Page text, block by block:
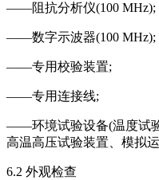
——阻抗分析仪(100 MHz);
——数字示波器(100 MHz);
——专用校验装置;
——专用连接线;
——环境试验设备(温度试
高温高压试验装置、模拟
6.2 外观检查